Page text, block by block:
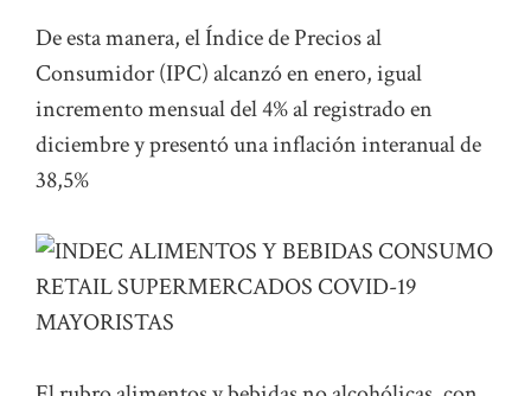
De esta manera, el Índice de Precios al
Consumidor (IPC) alcanzó en enero, igual
incremento mensual del 4% al registrado en
diciembre y presentó una inflación interanual de
38,5%